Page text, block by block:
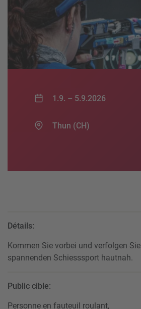
1.9. – 5.9.2026
Thun (CH)
Détails:
Kommen Sie vorbei und verfolgen Sie
spannenden Schiesssport hautnah.
Public cible:
Personne en fauteuil roulant,